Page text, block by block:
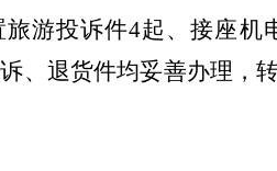
旅游投诉件4起 、接座机
、退货件均妥善办理，